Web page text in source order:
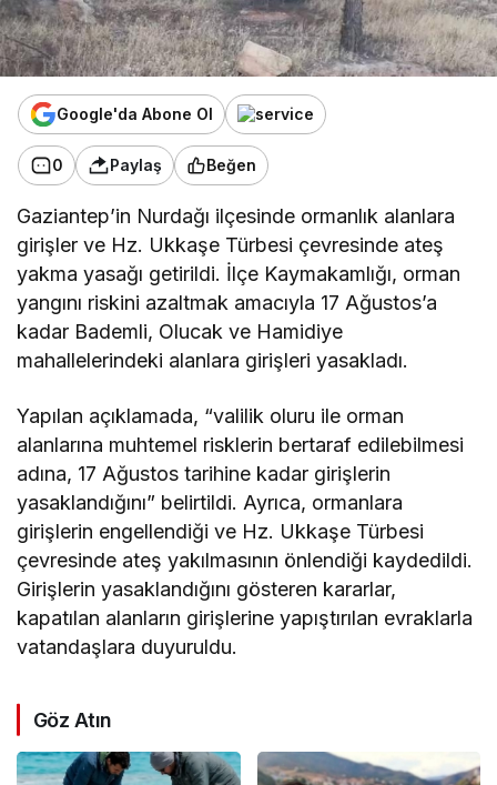
Google'da Abone Ol
0 Paylaş Beğen
Gaziantep’in Nurdağı ilçesinde ormanlık alanlara
girişler ve Hz. Ukkaşe Türbesi çevresinde ateş
yakma yasağı getirildi. İlçe Kaymakamlığı, orman
yangını riskini azaltmak amacıyla 17 Ağustos’a
kadar Bademli, Olucak ve Hamidiye
mahallelerindeki alanlara girişleri yasakladı.
Yapılan açıklamada, “valilik oluru ile orman
alanlarına muhtemel risklerin bertaraf edilebilmesi
adına, 17 Ağustos tarihine kadar girişlerin
yasaklandığını” belirtildi. Ayrıca, ormanlara
girişlerin engellendiği ve Hz. Ukkaşe Türbesi
çevresinde ateş yakılmasının önlendiği kaydedildi.
Girişlerin yasaklandığını gösteren kararlar,
kapatılan alanların girişlerine yapıştırılan evraklarla
vatandaşlara duyuruldu.
Göz Atın